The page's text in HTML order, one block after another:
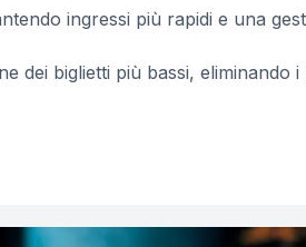
ingressi più rapidi e una
dei biglietti più bassi, eliminando i